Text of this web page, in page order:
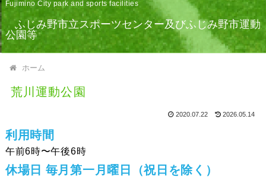
Fujimino City park and sports facilities
ふじみ野市立スポーツセンター及びふじみ野市運動
公園等
ホーム
荒川運動公園
2020.07.22 2026.05.14
利⽤時間
午前6時〜午後6時
休場日 毎月第一月曜日（祝日を除く）